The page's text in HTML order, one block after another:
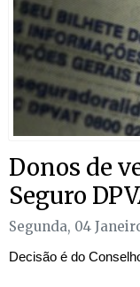
Donos de
Seguro
Segunda, 04
Decisão é do